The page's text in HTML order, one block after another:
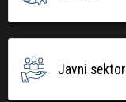
Javni sektor